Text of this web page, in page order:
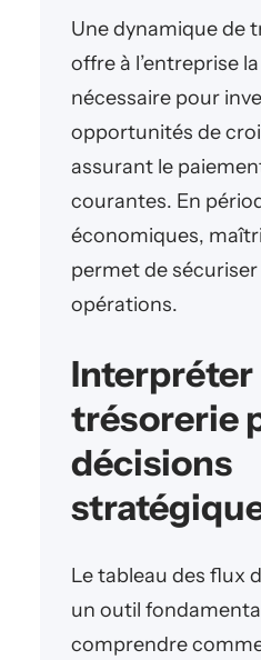
Une dynamique de
offre à l’entreprise
nécessaire pour
opportunités de
assurant le
courantes. En
économiques,
permet de
opérations.
Interpréter
trésorerie
décisions
Le tableau des flux
un outil
comprendre